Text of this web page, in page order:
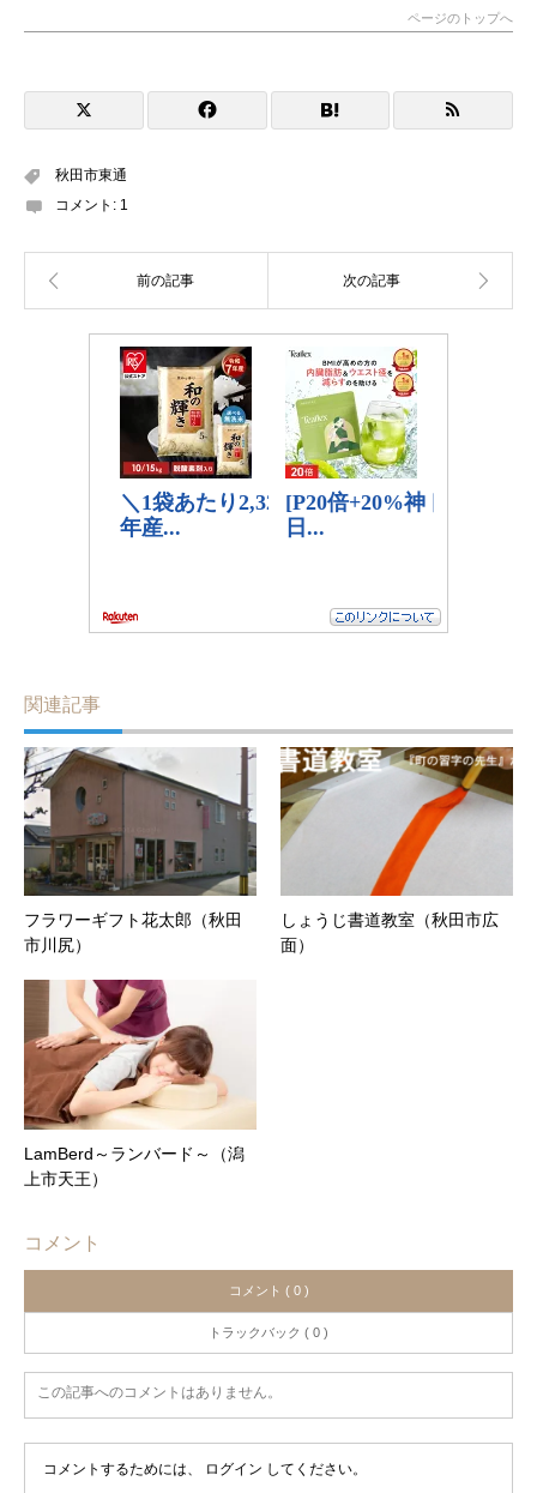
ページのトップへ
秋田市東通
コメント: 1
関連記事
フラワーギフト花太郎（秋田
市川尻）
しょうじ書道教室（秋田市広
面）
LamBerd～ランバード～（潟
上市天王）
コメント
コメント ( 0 )
トラックバック ( 0 )
この記事へのコメントはありません。
コメントするためには、 ログイン してください。